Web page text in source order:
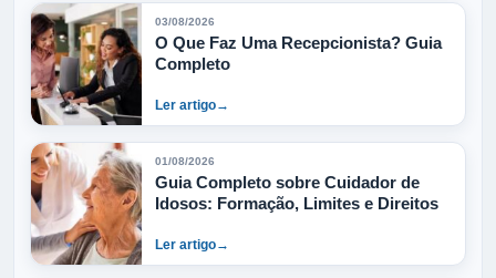
03/08/2026
O Que Faz Uma Recepcionista? Guia
Completo
Ler artigo→
01/08/2026
Guia Completo sobre Cuidador de
Idosos: Formação, Limites e Direitos
Ler artigo→